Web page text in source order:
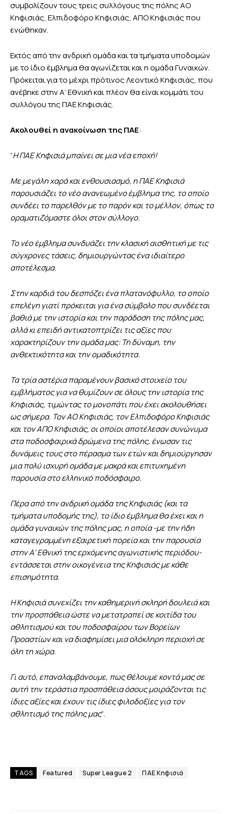
συμβολίζουν τους τρεις συλλόγους της πόλης ΑΟ
Κηφισιάς, Ελπιδοφόρο Κηφισιάς, ΑΠΟ Κηφισιάς που
ενώθηκαν.
Εκτός από την ανδρική ομάδα και τα τμήματα υποδομών
με το ίδιο έμβλημα θα αγωνίζεται και η ομάδα Γυναικών.
Πρόκειται για το μέχρι πρότινος Λεοντικό Κηφισιάς, που
ανέβηκε στην Α’ Εθνική και πλέον θα είναι κομμάτι του
συλλόγου της ΠΑΕ Κηφισιάς.
Ακολουθεί η ανακοίνωση της ΠΑΕ:
“Η ΠΑΕ Κηφισιά μπαίνει σε μια νέα εποχή!
Με μεγάλη χαρά και ενθουσιασμό, η ΠΑΕ Κηφισιά
παρουσιάζει το νέο ανανεωμένο έμβλημα της, το οποίο
συνδέει το παρελθόν με το παρόν και το μέλλον, όπως το
οραματιζόμαστε όλοι στον σύλλογο.
Το νέο έμβλημα συνδυάζει την κλασική αισθητική με τις
σύγχρονες τάσεις, δημιουργώντας ένα ιδιαίτερο
αποτέλεσμα.
Στην καρδιά του δεσπόζει ένα πλατανόφυλλο, το οποίο
επελέγη γιατί πρόκειται για ένα σύμβολο που συνδέεται
βαθιά με την ιστορία και την παράδοση της πόλης μας,
αλλά κι επειδή αντικατοπτρίζει τις αξίες που
χαρακτηρίζουν την ομάδα μας: Τη δύναμη, την
ανθεκτικότητα και την ομαδικότητα.
Τα τρία αστέρια παραμένουν βασικό στοιχείο του
εμβλήματος για να θυμίζουν σε όλους την ιστορία της
Κηφισιάς, τιμώντας το μονοπάτι που έχει ακολουθήσει
ως σήμερα. Τον ΑΟ Κηφισιάς, τον Ελπιδοφόρο Κηφισιάς
και τον ΑΠΟ Κηφισιάς, οι οποίοι αποτέλεσαν συνώνυμα
στα ποδοσφαιρικά δρώμενα της πόλης, ένωσαν τις
δυνάμεις τους στο πέρασμα των ετών και δημιούργησαν
μια πολύ ισχυρή ομάδα με μακρά και επιτυχημένη
παρουσία στο ελληνικό ποδόσφαιρο.
Πέρα από την ανδρική ομάδα της Κηφισιάς (και τα
τμήματα υποδομής της), το ίδιο έμβλημα θα έχει και η
ομάδα γυναικών της πόλης μας, η οποία -με την ήδη
καταγεγραμμένη εξαιρετική πορεία και την παρουσία
στην Α’ Εθνική της ερχόμενης αγωνιστικής περιόδου-
εντάσσεται στην οικογένεια της Κηφισιάς με κάθε
επισημότητα.
Η Κηφισιά συνεχίζει την καθημερινή σκληρή δουλειά και
την προσπάθεια ώστε να μετατραπεί σε κοιτίδα του
αθλητισμού και του ποδοσφαίρου των Βορείων
Προαστίων και να διαφημίσει μια ολόκληρη περιοχή σε
όλη τη χώρα.
Γι αυτό, επαναλαμβάνουμε, πως θέλουμε κοντά μας σε
αυτή την τεράστια προσπάθεια όσους μοιράζονται τις
ίδιες αξίες και έχουν τις ίδιες φιλοδοξίες για τον
αθλητισμό της πόλης μας“.
TAGS Featured Super League 2 ΠΑΕ Κηφισιά